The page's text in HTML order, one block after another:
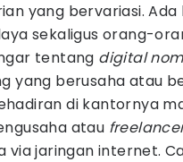
yang bervariasi.
sekaligus orang-
tentang digital
yang berusaha atau
di kantornya
atau
via jaringan internet.